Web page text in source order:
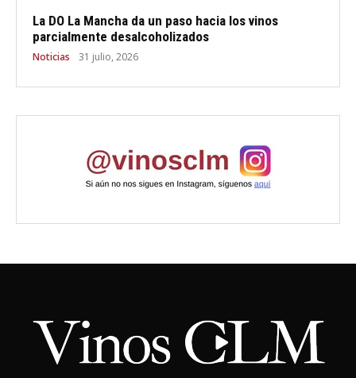
La DO La Mancha da un paso hacia los vinos
parcialmente desalcoholizados
Noticias 31 julio, 2026